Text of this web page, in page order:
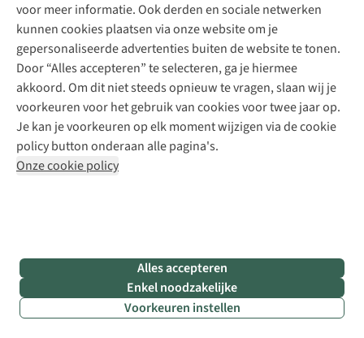
Een garnaal als huisdier
Alle dieren die het VOC binnenkomen, gaan eerst in
quarantaine. “De allerkleinsten zitten daar in de couveuse
en worden gevoederd door onze vrijwilligers”, zegt John.
“Aaien en vertroetelen is er niet bij. Om hen terug te kunnen
vrijlaten in de natuur, mogen de dieren
Jona en haar vriendjes plakken er tegen de ruiten. “O, twee
"Aaien en vertroetelen is
er niet bij. Om hen terug te
voor meer informatie. Ook derden en sociale netwerken
kunnen cookies plaatsen via onze website om je
gepersonaliseerde advertenties buiten de website te tonen.
Door “Alles accepteren” te selecteren, ga je hiermee
akkoord. Om dit niet steeds opnieuw te vragen, slaan wij je
voorkeuren voor het gebruik van cookies voor twee jaar op.
Je kan je voorkeuren op elk moment wijzigen via de cookie
policy button onderaan alle pagina's.
Onze cookie policy
Alles accepteren
Enkel noodzakelijke
Voorkeuren instellen